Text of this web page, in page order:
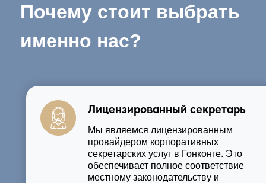
Почему стоит выбрать
именно нас?
Лицензированный секретарь
Мы являемся лицензированным
провайдером корпоративных
секретарских услуг в Гонконге. Это
обеспечивает полное соответствие
местному законодательству и